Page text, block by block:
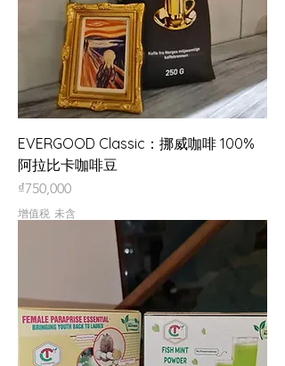
EVERGOOD Classic：挪威咖啡 100%
阿拉比卡咖啡豆
價格
₫750,000
增值税 未含